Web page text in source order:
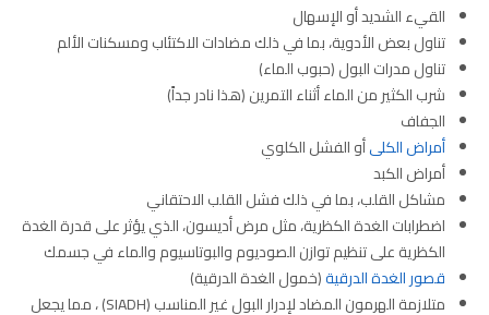
القيء الشديد أو الإسهال
تناول بعض الأدوية، بما في ذلك مضادات الاكتئاب ومسكنات الألم
تناول مدرات البول (حبوب الماء)
شرب الكثير من الماء أثناء التمرين (هذا نادر جداً)
الجفاف
أمراض الكلىأو الفشل الكلوي
أمراض الكبد
مشاكل القلب، بما في ذلك فشل القلب الاحتقاني
اضطرابات الغدة الكظرية، مثل مرض أديسون، الذي يؤثر على قدرة الغدة
الكظرية على تنظيم توازن الصوديوم والبوتاسيوم والماء في جسمك
قصور الغدة الدرقية(خمول الغدة الدرقية)
متلازمة الهرمون المضاد لإدرار البول غير المناسب (SIADH) ، مما يجعل